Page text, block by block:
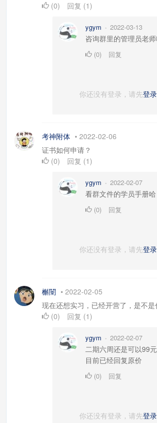
(0) 回复 (1)
ygym • 2022-03-13
咨询群里的管理员老
(0) 回复
你还没有登录，请先登录
考神附体 • 2022-02-06
证书如何申请？
(0) 回复 (1)
ygym • 2022-02-07
看群文件的学员手册
(0) 回复
你还没有登录，请先登录
槲闛 • 2022-02-05
现在还想实习，已经开营了，是不是
(0) 回复 (1)
ygym • 2022-02-07
二期六周还是可以99
目前已经回复原价
(0) 回复
你还没有登录，请先登录